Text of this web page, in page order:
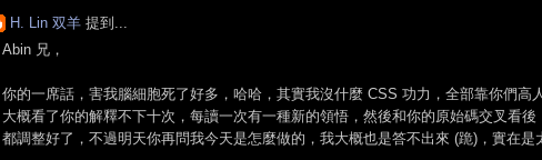
H. Lin 双羊 提到...
Abin 兄，
你的一席話，害我腦細胞死了好多，哈哈，其實我沒什麼 CSS 功力，全部靠你們高
大概看了你的解釋不下十次，每讀一次有一種新的領悟，然後和你的原始碼交叉看
都調整好了，不過明天你再問我今天是怎麼做的，我大概也是答不出來 (跪)，實在是